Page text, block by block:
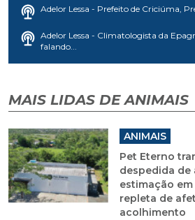
Adelor Lessa - Prefeito de Criciúma,
Adelor Lessa - Climatologista da
falando...
MAIS LIDAS DE ANIMAIS
ANIMAIS
Pet Eterno
despedida de
estimação
repleta de
acolhimento